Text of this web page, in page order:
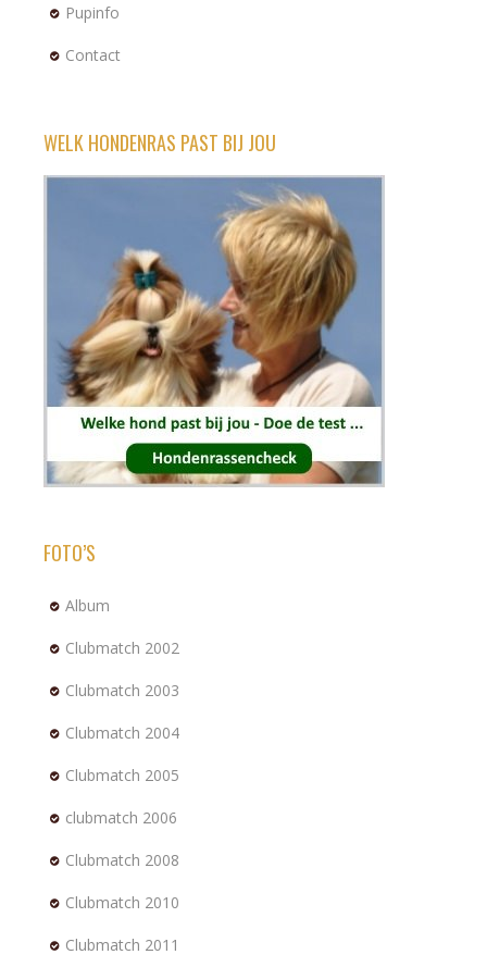
Pupinfo
Contact
WELK HONDENRAS PAST BIJ JOU
FOTO’S
Album
Clubmatch 2002
Clubmatch 2003
Clubmatch 2004
Clubmatch 2005
clubmatch 2006
Clubmatch 2008
Clubmatch 2010
Clubmatch 2011